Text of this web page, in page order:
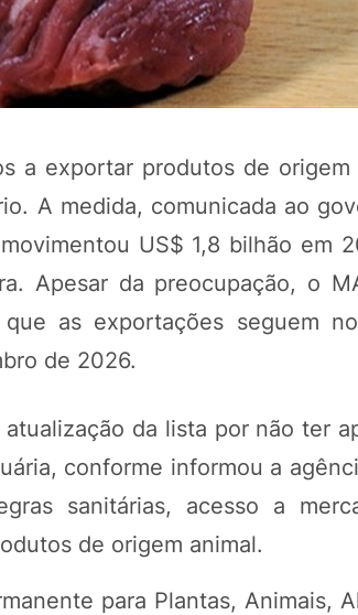
a exportar produtos de origem
A medida, comunicada ao
US$ 1,8 bilhão em
Apesar da preocupação, o
as exportações seguem
de 2026.
da lista por não ter
conforme informou a
sanitárias, acesso a
de origem animal.
para Plantas, Animais,